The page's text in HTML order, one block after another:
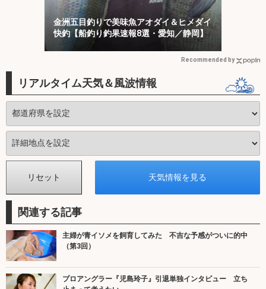
金洲五目釣りで美味魚アオダイ＆ヒメダイ
快釣【船釣り釣果速報8選・愛知／静岡】
Recommended by
リアルタイム天気＆風波情報
関連する記事
主婦が青イソメを飼育してみた 不吉な予感がついに的中
（第3回）
プロアングラー『児島玲子』引退単独インタビュー 立ち